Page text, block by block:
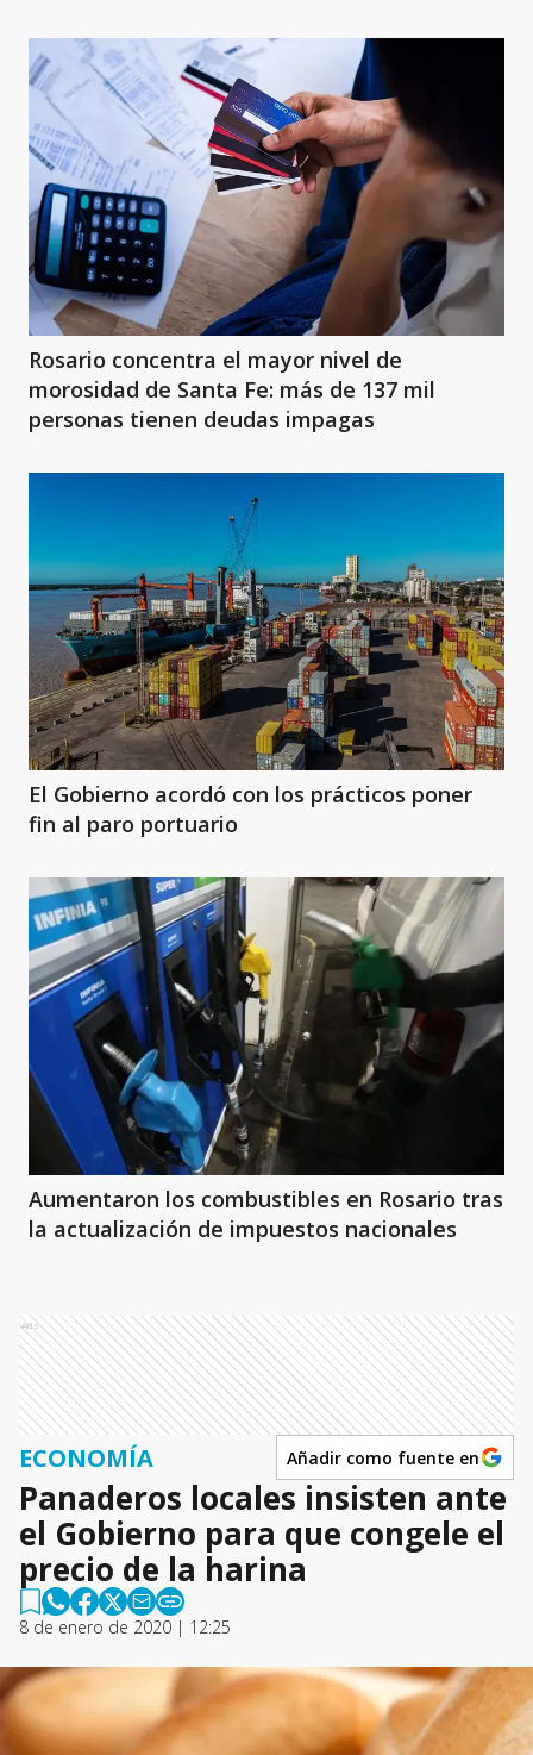
Rosario concentra el mayor nivel de
morosidad de Santa Fe: más de 137 mil
personas tienen deudas impagas
El Gobierno acordó con los prácticos poner
fin al paro portuario
Aumentaron los combustibles en Rosario tras
la actualización de impuestos nacionales
Ads
ECONOMÍA Añadir como fuente en
Panaderos locales insisten ante
el Gobierno para que congele el
precio de la harina
8 de enero de 2020 | 12:25